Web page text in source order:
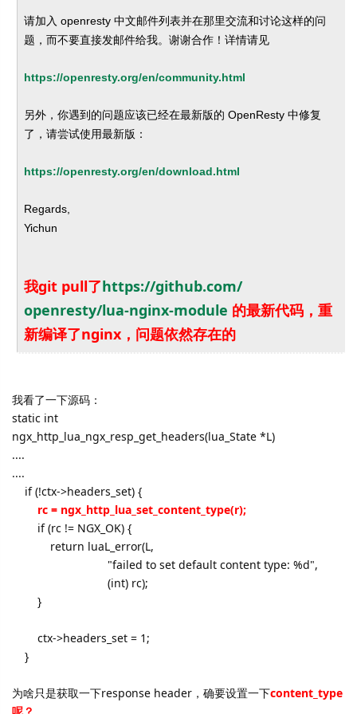
请加入 openresty 中文邮件列表并在那里交流和讨论这样的问
题， 而不要直接发邮件给我。谢谢合作！详情请见
https://openresty.org/en/community.html
另外，你遇到的问题应该已经在最新版的 OpenResty 中修复
了，请尝试使用最新版：
https://openresty.org/en/download.html
Regards,
Yichun
我git pull了https://github.com/
openresty/lua-nginx-module 的最新代码，重
新编译了nginx，问题依然存在的
我看了一下源码：
static int
ngx_http_lua_ngx_resp_get_headers(lua_State *L)
....
....
if (!ctx->headers_set) {
rc = ngx_http_lua_set_content_type(r);
if (rc != NGX_OK) {
return luaL_error(L,
"failed to set default content type: %d",
(int) rc);
}
ctx->headers_set = 1;
}
为啥只是获取一下response header，确要设置一下content_type